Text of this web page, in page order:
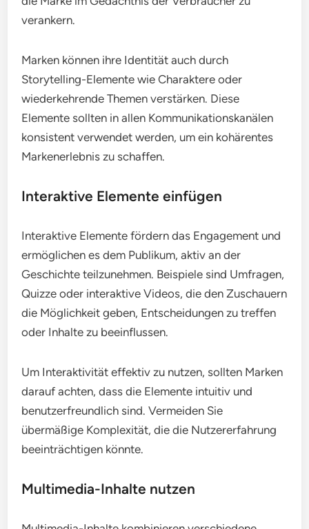
verankern.
Marken können ihre Identität auch durch
Storytelling-Elemente wie Charaktere oder
wiederkehrende Themen verstärken. Diese
Elemente sollten in allen Kommunikationskanälen
konsistent verwendet werden, um ein kohärentes
Markenerlebnis zu schaffen.
Interaktive Elemente einfügen
Interaktive Elemente fördern das Engagement und
ermöglichen es dem Publikum, aktiv an der
Geschichte teilzunehmen. Beispiele sind Umfragen,
Quizze oder interaktive Videos, die den Zuschauern
die Möglichkeit geben, Entscheidungen zu treffen
oder Inhalte zu beeinflussen.
Um Interaktivität effektiv zu nutzen, sollten Marken
darauf achten, dass die Elemente intuitiv und
benutzerfreundlich sind. Vermeiden Sie
übermäßige Komplexität, die die Nutzererfahrung
beeinträchtigen könnte.
Multimedia-Inhalte nutzen